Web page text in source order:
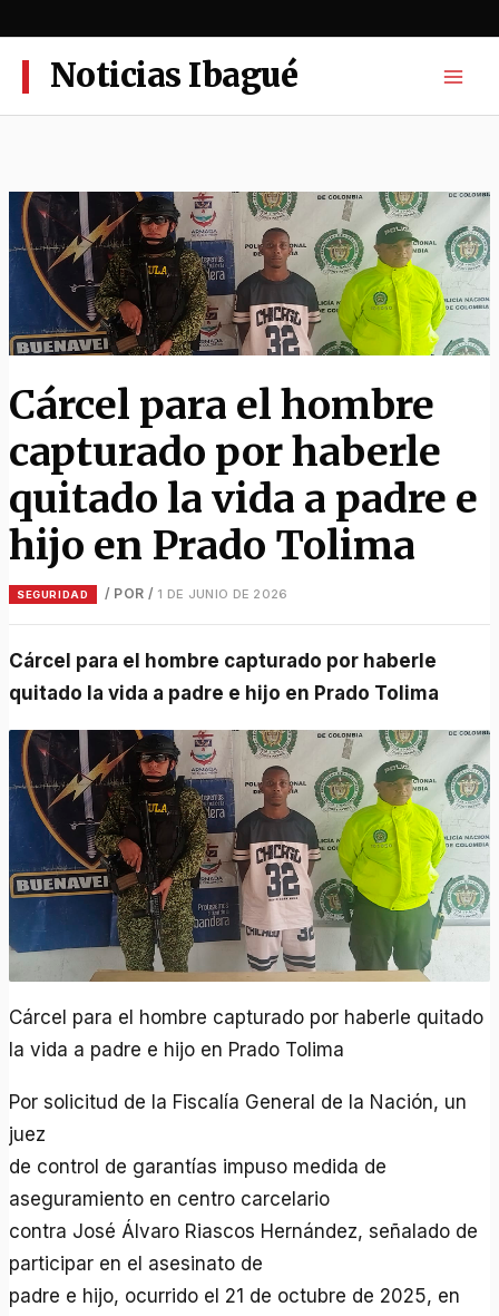
al
contenidoNoticias Ibagué
Cárcel para el hombre
capturado por haberle
quitado la vida a padre e
hijo en Prado Tolima
SEGURIDAD / POR / 1 DE JUNIO DE 2026
Cárcel para el hombre capturado por haberle
quitado la vida a padre e hijo en Prado Tolima
Cárcel para el hombre capturado por haberle quitado
la vida a padre e hijo en Prado Tolima
Por solicitud de la Fiscalía General de la Nación, un
juez
de control de garantías impuso medida de
aseguramiento en centro carcelario
contra José Álvaro Riascos Hernández, señalado de
participar en el asesinato de
padre e hijo, ocurrido el 21 de octubre de 2025, en